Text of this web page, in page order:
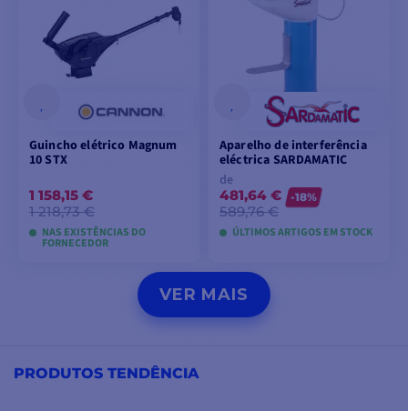
Guincho elétrico Magnum
10 STX
1 158,15 €
1 218,73 €
NAS EXISTÊNCIAS DO
FORNECEDOR
ADICIONAR AO
CARRINHO
Aparelho de interferência
eléctrica SARDAMATIC
de
481,64 €
589,76 €
-18%
ÚLTIMOS ARTIGOS EM STOCK
VER MODELOS
VER MAIS
PRODUTOS TENDÊNCIA